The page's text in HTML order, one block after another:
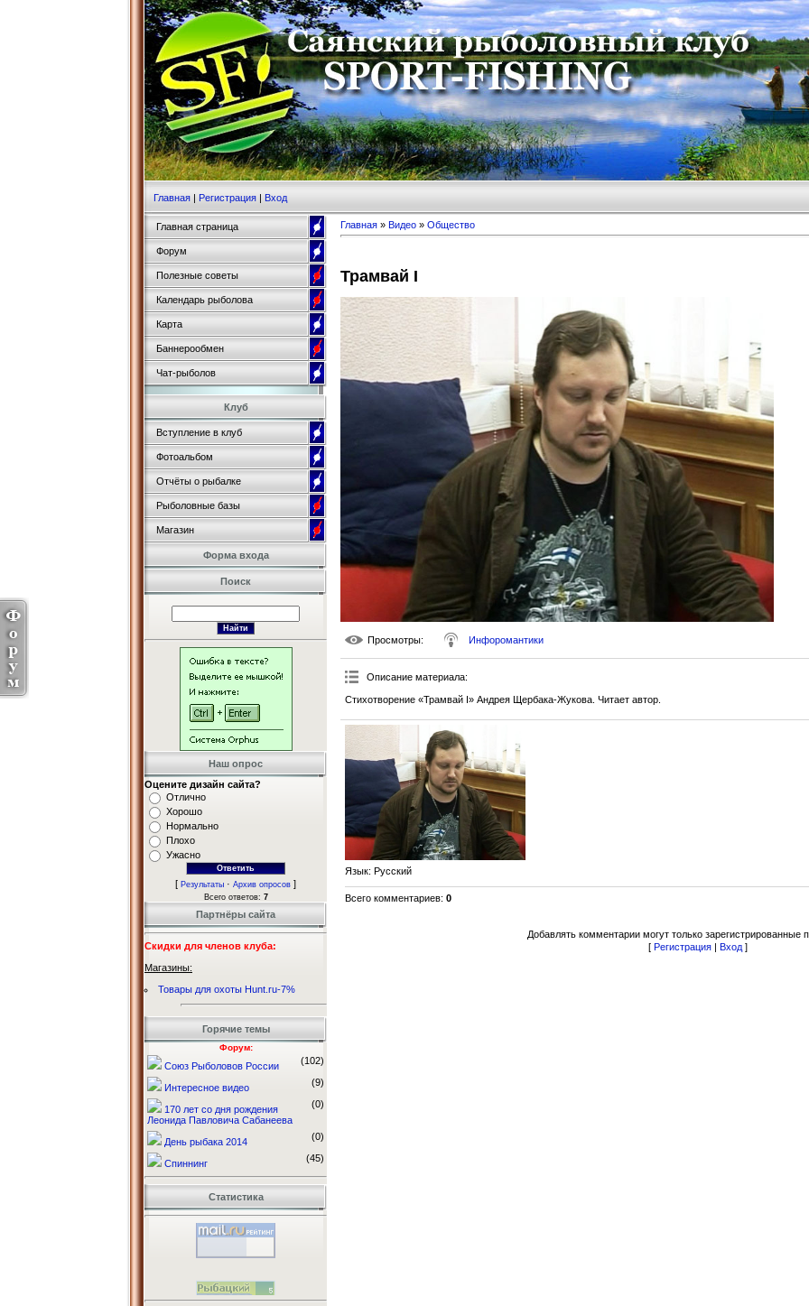
Главная | Регистрация | Вход
Главная страница
Форум
Полезные советы
Календарь рыболова
Карта
Баннерообмен
Чат-рыболов
Клуб
Вступление в клуб
Фотоальбом
Отчёты о рыбалке
Рыболовные базы
Магазин
Форма входа
Поиск
Наш опрос
Оцените дизайн сайта?
Отлично
Хорошо
Нормально
Плохо
Ужасно
[ Результаты · Архив опросов ]
Всего ответов: 7
Партнёры сайта
Скидки для членов клуба:
Магазины:
Товары для охоты Hunt.ru-7%
Горячие темы
Форум:
Союз Рыболовов России (102)
Интересное видео (9)
170 лет со дня рождения
Леонида Павловича Сабанеева
(0)
День рыбака 2014 (0)
Спиннинг (45)
Статистика
Главная » Видео » Общество
Трамвай I
Просмотры: Инфоромантики
Описание материала:
Стихотворение «Трамвай I» Андрея Щербака-Жукова. Читает автор.
Язык: Русский
Всего комментариев: 0
Добавлять комментарии могут только зарегистрированные
[ Регистрация | Вход ]